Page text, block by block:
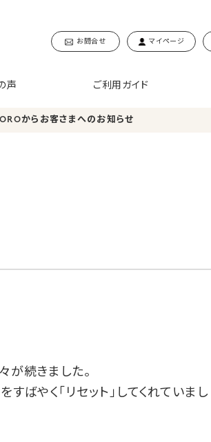
お問合せ マイページ
声 ご利用ガイド
からお客さまへのお知らせ
続きました。
ばやく「リセット」してくれていまし